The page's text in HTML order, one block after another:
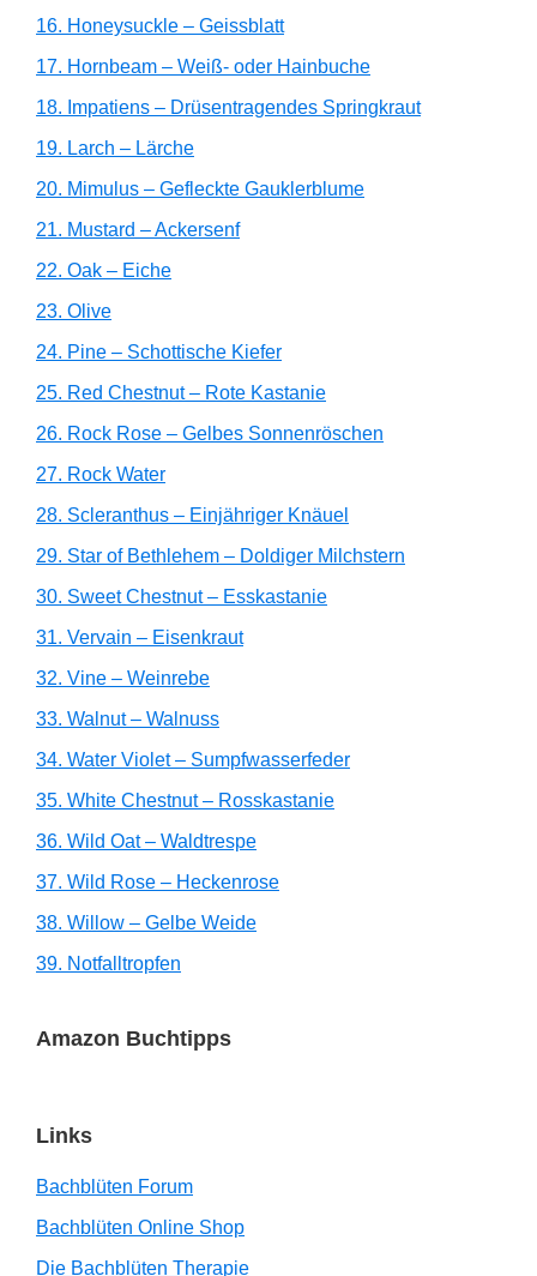
16. Honeysuckle – Geissblatt
17. Hornbeam – Weiß- oder Hainbuche
18. Impatiens – Drüsentragendes Springkraut
19. Larch – Lärche
20. Mimulus – Gefleckte Gauklerblume
21. Mustard – Ackersenf
22. Oak – Eiche
23. Olive
24. Pine – Schottische Kiefer
25. Red Chestnut – Rote Kastanie
26. Rock Rose – Gelbes Sonnenröschen
27. Rock Water
28. Scleranthus – Einjähriger Knäuel
29. Star of Bethlehem – Doldiger Milchstern
30. Sweet Chestnut – Esskastanie
31. Vervain – Eisenkraut
32. Vine – Weinrebe
33. Walnut – Walnuss
34. Water Violet – Sumpfwasserfeder
35. White Chestnut – Rosskastanie
36. Wild Oat – Waldtrespe
37. Wild Rose – Heckenrose
38. Willow – Gelbe Weide
39. Notfalltropfen
Amazon Buchtipps
Links
Bachblüten Forum
Bachblüten Online Shop
Die Bachblüten Therapie